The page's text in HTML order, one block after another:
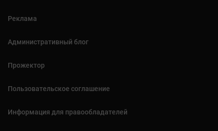
Реклама
Административный блог
Прожектор
Пользовательское соглашение
Информация для правообладателей